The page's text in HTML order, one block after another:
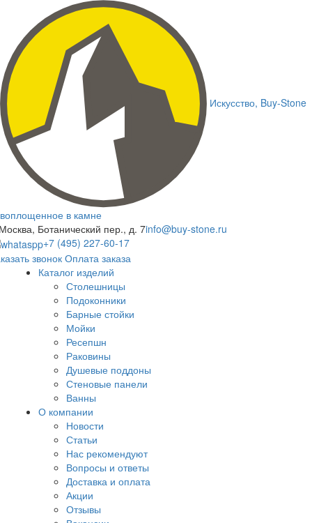
Искусство, Buy-Stone
воплощенное в камне
Ботанический пер., д. 7info@buy-stone.ru
+7 (495) 227-60-17
звонок Оплата заказа
Каталог изделий
Столешницы
Подоконники
Барные стойки
Мойки
Ресепшн
Раковины
Душевые поддоны
Стеновые панели
Ванны
О компании
Новости
Статьи
Нас рекомендуют
Вопросы и ответы
Доставка и оплата
Акции
Отзывы